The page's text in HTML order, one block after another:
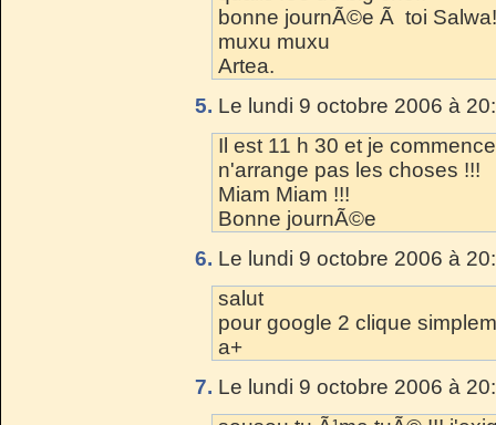
bonne journÃ©e Ã toi Salwa!
muxu muxu
Artea.
5. Le lundi 9 octobre 2006 à
Il est 11 h 30 et je
n'arrange pas les choses !!!
Miam Miam !!!
Bonne journÃ©e
6. Le lundi 9 octobre 2006 à
salut
pour google 2 clique
a+
7. Le lundi 9 octobre 2006 à